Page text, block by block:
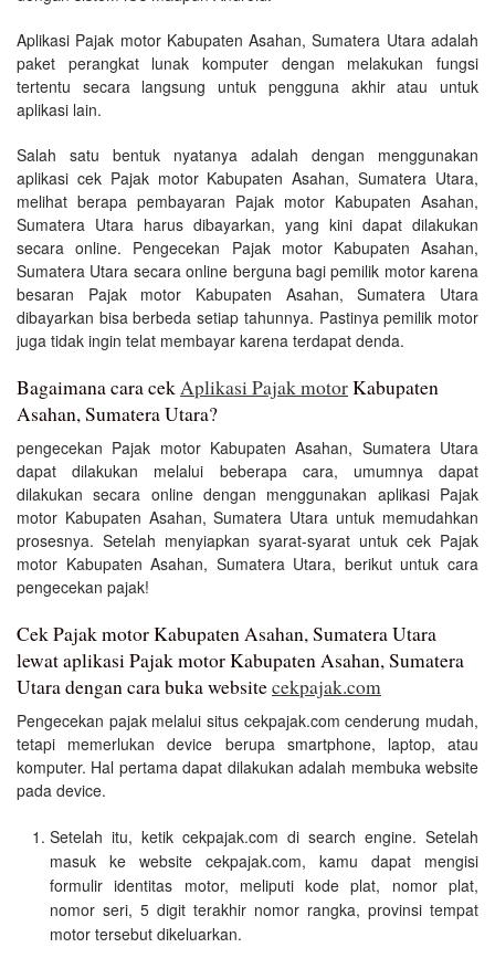
Aplikasi Pajak motor Kabupaten Asahan, Sumatera Utara adalah
paket perangkat lunak komputer dengan melakukan fungsi
tertentu secara langsung untuk pengguna akhir atau untuk
aplikasi lain.
Salah satu bentuk nyatanya adalah dengan menggunakan
aplikasi cek Pajak motor Kabupaten Asahan, Sumatera Utara,
melihat berapa pembayaran Pajak motor Kabupaten Asahan,
Sumatera Utara harus dibayarkan, yang kini dapat dilakukan
secara online. Pengecekan Pajak motor Kabupaten Asahan,
Sumatera Utara secara online berguna bagi pemilik motor karena
besaran Pajak motor Kabupaten Asahan, Sumatera Utara
dibayarkan bisa berbeda setiap tahunnya. Pastinya pemilik motor
juga tidak ingin telat membayar karena terdapat denda.
Bagaimana cara cekAplikasi Pajak motorKabupaten
Asahan, Sumatera Utara?
pengecekan Pajak motor Kabupaten Asahan, Sumatera Utara
dapat dilakukan melalui beberapa cara, umumnya dapat
dilakukan secara online dengan menggunakan aplikasi Pajak
motor Kabupaten Asahan, Sumatera Utara untuk memudahkan
prosesnya. Setelah menyiapkan syarat-syarat untuk cek Pajak
motor Kabupaten Asahan, Sumatera Utara, berikut untuk cara
pengecekan pajak!
Cek Pajak motor Kabupaten Asahan, Sumatera Utara
lewat aplikasi Pajak motor Kabupaten Asahan, Sumatera
Utara dengan cara buka websitecekpajak.com
Pengecekan pajak melalui situs cekpajak.com cenderung mudah,
tetapi memerlukan device berupa smartphone, laptop, atau
komputer. Hal pertama dapat dilakukan adalah membuka website
pada device.
Setelah itu, ketik cekpajak.com di search engine. Setelah
masuk ke website cekpajak.com, kamu dapat mengisi
formulir identitas motor, meliputi kode plat, nomor plat,
nomor seri, 5 digit terakhir nomor rangka, provinsi tempat
motor tersebut dikeluarkan.